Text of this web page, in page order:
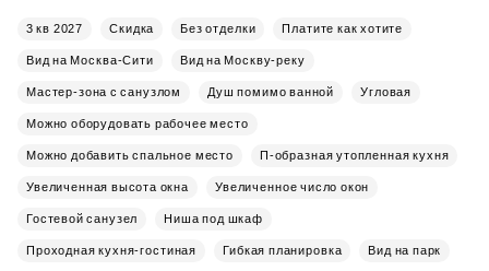
3 кв 2027 Скидка Без отделки Платите как хотите
Вид на Москва-Сити Вид на Москву-реку
Мастер-зона с санузлом Душ помимо ванной Угловая
Можно оборудовать рабочее место
Можно добавить спальное место П-образная утопленная кухня
Увеличенная высота окна Увеличенное число окон
Гостевой санузел Ниша под шкаф
Проходная кухня-гостиная Гибкая планировка Вид на парк